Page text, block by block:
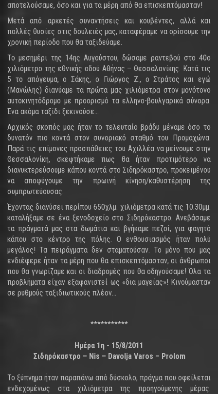
αποτελούσαμε, όσο και για τα μέρη από θα επισκεπτόμασταν!
Μετά από αρκετές συναντήσεις και κουβέντες, αλλά και
πολλές θυσίες στις δουλειές μας, καταφέραμε να ορίσουμε την
χρονική περίοδο που θα ταξιδεύαμε.
Το μεσημέρι της 14ης Αυγούστου, δώσαμε ραντεβού στο 40ο
χιλιόμετρο της εθνικής οδού Αθήνας – Θεσσαλονίκης. Κατά τις
5 το απόγευμα, ο Σάκης, ο Γιώργος Ζ., ο Στράτος και εγώ
(Μανώλης) διανύαμε τα πρώτα μας χιλιόμετρα στον μονότονο
αυτοκινητόδρομο με προορισμό τα ελληνο-βουλγαρικά σύνορα.
Ένα ακόμα ταξίδι ξεκινούσε…
Αρχικός σκοπός μας ήταν το τελευταίο βράδυ μέναμε όσο το
δυνατόν πιο κοντά στον συνοριακό σταθμό του Προμαχώνα.
Παρά τις επίμονες προσπάθειες του Αχιλλέα να μείνουμε στην
Θεσσαλονίκη, σκεφτήκαμε πως θα ήταν προτιμότερο να
διανυκτερεύσουμε κάπου κοντά στο Σιδηρόκαστρο, προκειμένου
να αποφύγουμε την πρωινή κίνηση/καθυστέρηση της
συμπρωτεύουσας.
Έχοντας διανύσει περίπου 650χλμ. χιλιόμετρα κατά τις 10.30μμ.
καταλήξαμε σε ένα ξενοδοχείο στο Σιδηρόκαστρο. Ανεβάσαμε
τα πράγματά μας στα δωμάτια και βγήκαμε πεζοί, για φαγητό
κάπου στο κέντρο της πόλης. Ο ενθουσιασμός ήταν πολύ
μεγάλος! Τα πειράγματα δεν σταματούσαν. Το μόνο που μας
ενδιέφερε ήταν τα μέρη που θα επισκεπτόμασταν, οι άνθρωποι
που θα γνωρίζαμε και οι διαδρομές που θα οδηγούσαμε! Όλα τα
προβλήματα είχαν εξαφανιστεί ως «δια μαγείας»! Κινούμασταν
σε ρυθμούς ταξιδιωτικούς πλέον…
***********
Ημέρα 1η - 15/8/2011
Σιδηρόκαστρο – Nis – Davolja Varos – Prolom
Το ξύπνημα ήταν παραπάνω από δύσκολο, πράγμα που οφείλεται
ενδεχομένως στα χιλιόμετρα της προηγούμενης μέρας.